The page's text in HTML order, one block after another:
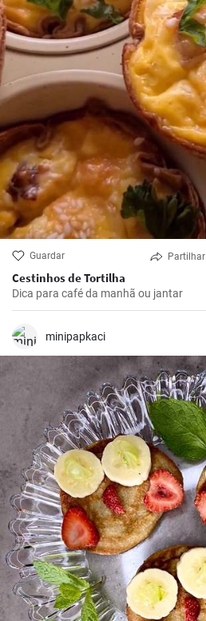
Guardar Partilhar
Cestinhos de Tortilha
Dica para café da manhã ou jantar
minipapkaci